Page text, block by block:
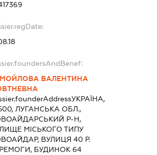
ВАЛЕНТИНА
УКРАЇНА,
ЛУГАНСЬКА ОБЛ.,
Р-Н,
МІСЬКОГО ТИПУ
ВУЛИЦЯ 40 Р.
БУДИНОК 64